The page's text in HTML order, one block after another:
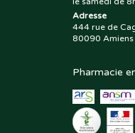
Adresse
444 rue de
80090 Amiens
Pharmacie